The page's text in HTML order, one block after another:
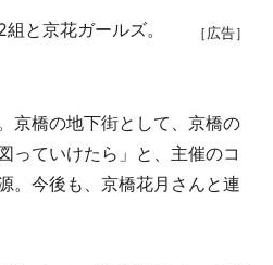
［広告］
と京花ガールズ。
京橋の地下街として、京橋の
っていけたら」と、主催のコ
。今後も、京橋花月さんと連